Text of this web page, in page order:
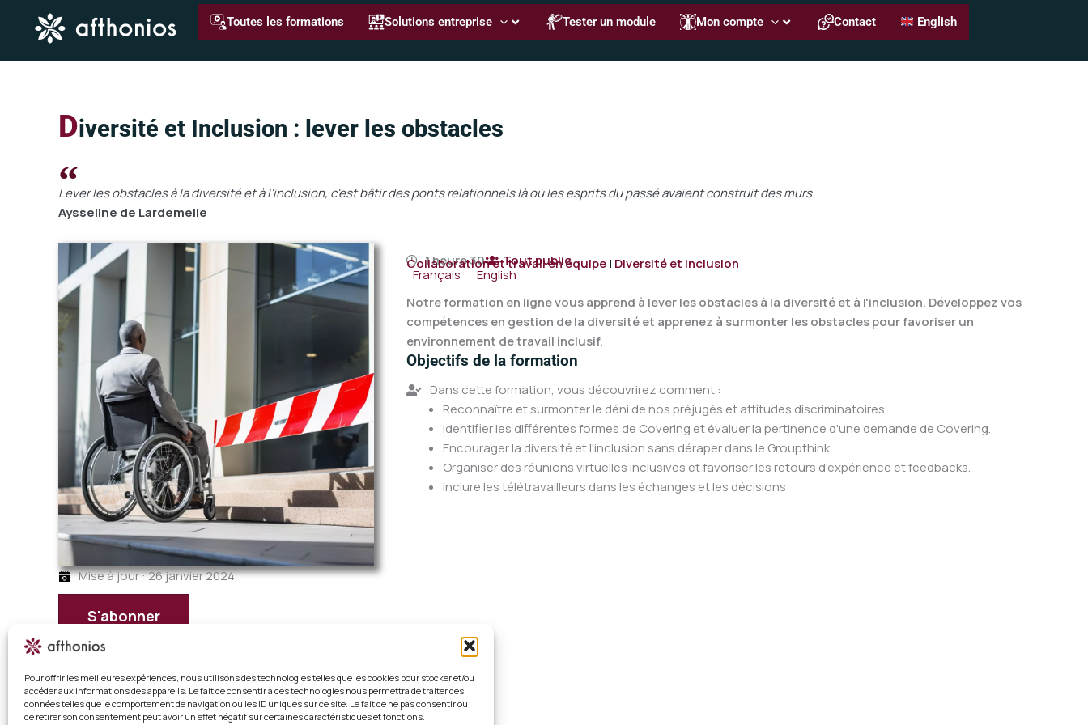
Pour offrir les meilleures expériences, nous utilisons des technologies telles que les cookies pour stocker et/ou
accéder aux informations des appareils. Le fait de consentir à ces technologies nous permettra de traiter des
données telles que le comportement de navigation ou les ID uniques sur ce site. Le fait de ne pas consentir ou
de retirer son consentement peut avoir un effet négatif sur certaines caractéristiques et fonctions.
contenu
Toutes les formations Solutions entreprise Tester un module Mon compte Contact English
Diversité et Inclusion : lever les obstacles
Lever les obstacles à la diversité et à l'inclusion, c'est bâtir des ponts relationnels là où les esprits du passé avaient construit des murs.
Aysseline de Lardemelle
Mise à jour : 26 janvier 2024
1 heure 30 Tout public
Collaboration et travail en équipe| Diversité et Inclusion
Français
English
Notre formation en ligne vous apprend à lever les obstacles à la diversité et à l'inclusion. Développez vos
compétences en gestion de la diversité et apprenez à surmonter les obstacles pour favoriser un
environnement de travail inclusif.
Objectifs de la formation
Dans cette formation, vous découvrirez comment :
Reconnaître et surmonter le déni de nos préjugés et attitudes discriminatoires.
Identifier les différentes formes de Covering et évaluer la pertinence d'une demande de Covering.
Encourager la diversité et l'inclusion sans déraper dans le Groupthink.
Organiser des réunions virtuelles inclusives et favoriser les retours d'expérience et feedbacks.
Inclure les télétravailleurs dans les échanges et les décisions
S'abonner
Déjà abonné ?
Diversité et Inclusion : lever les obstacles